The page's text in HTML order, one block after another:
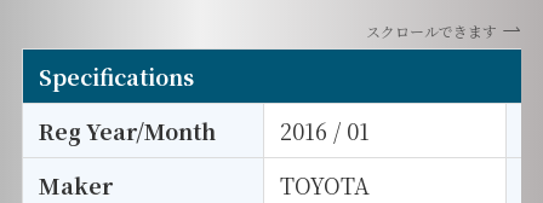
スクロールできます
Specifications
Reg Year/Month
2016 / 01
Maker
TOYOTA